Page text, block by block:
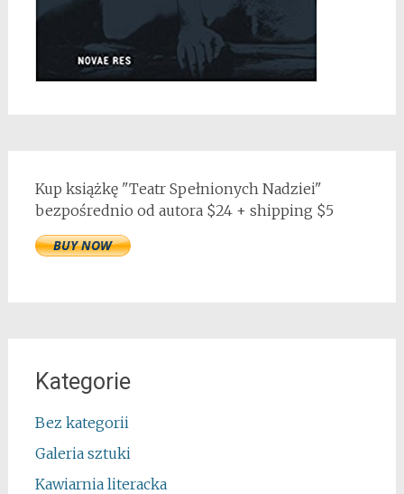
Kup książkę "Teatr Spełnionych Nadziei"
bezpośrednio od autora $24 + shipping $5
Kategorie
Bez kategorii
Galeria sztuki
Kawiarnia literacka